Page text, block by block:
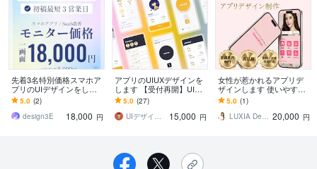
先着3名特別価格スマホア
プリのUIデザインをしま
す 通話不要・Figma納
品・モニター価格で本格U
Iデザイン
5.0 (2)
design3E
18,000 円
アプリのUIUXデザインを
します 【受付再開】UIUX
のプロがあなたのビジネ
スを加速させます！
5.0 (27)
UIデザイナー・たぐち
15,000 円
女性が惹かれるアプリデ
ザインします 使いやすい
UI/UX × 女性が惹かれるフ
ェミニンデザイン
5.0 (1)
LUXIA Design 20,000 円